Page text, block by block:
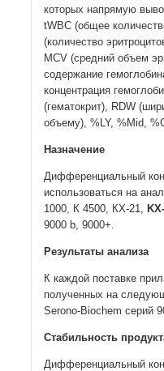
которых напрямую
tWBC (общее
(количество
MCV (средний объем
содержание
концентрация
(гематокрит), RDW
объему), %LY, %Mid,
Назначение
Дифференциальный
использоваться на
1000, К 4500, КX-21,
9000 b, 9000+.
Результаты анализа
К каждой поставке
полученных на
Serono-Biochem cерий
Стабильность
Дифференциальный